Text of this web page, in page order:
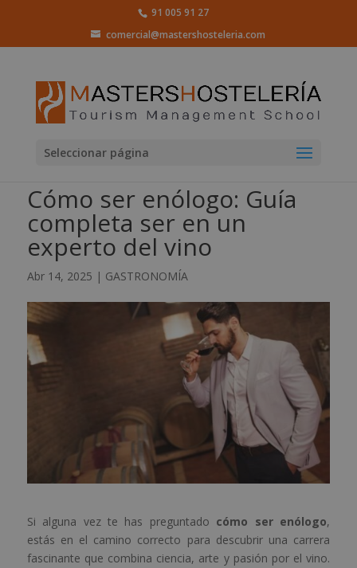
91 005 91 27
comercial@mastershosteleria.com
Seleccionar página
Cómo ser enólogo: Guía
completa ser en un
experto del vino
Abr 14, 2025 | GASTRONOMÍA
Si alguna vez te has preguntado cómo ser enólogo,
estás en el camino correcto para descubrir una carrera
fascinante que combina ciencia, arte y pasión por el vino.